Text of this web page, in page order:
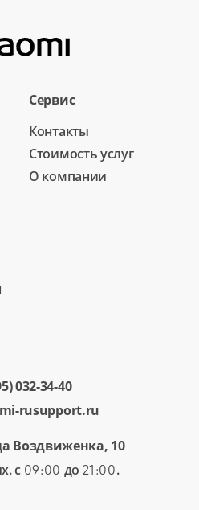
Сервис
Контакты
Стоимость услуг
О компании
032-34-40
rusupport.ru
Воздвиженка, 10
с 09:00 до 21:00.